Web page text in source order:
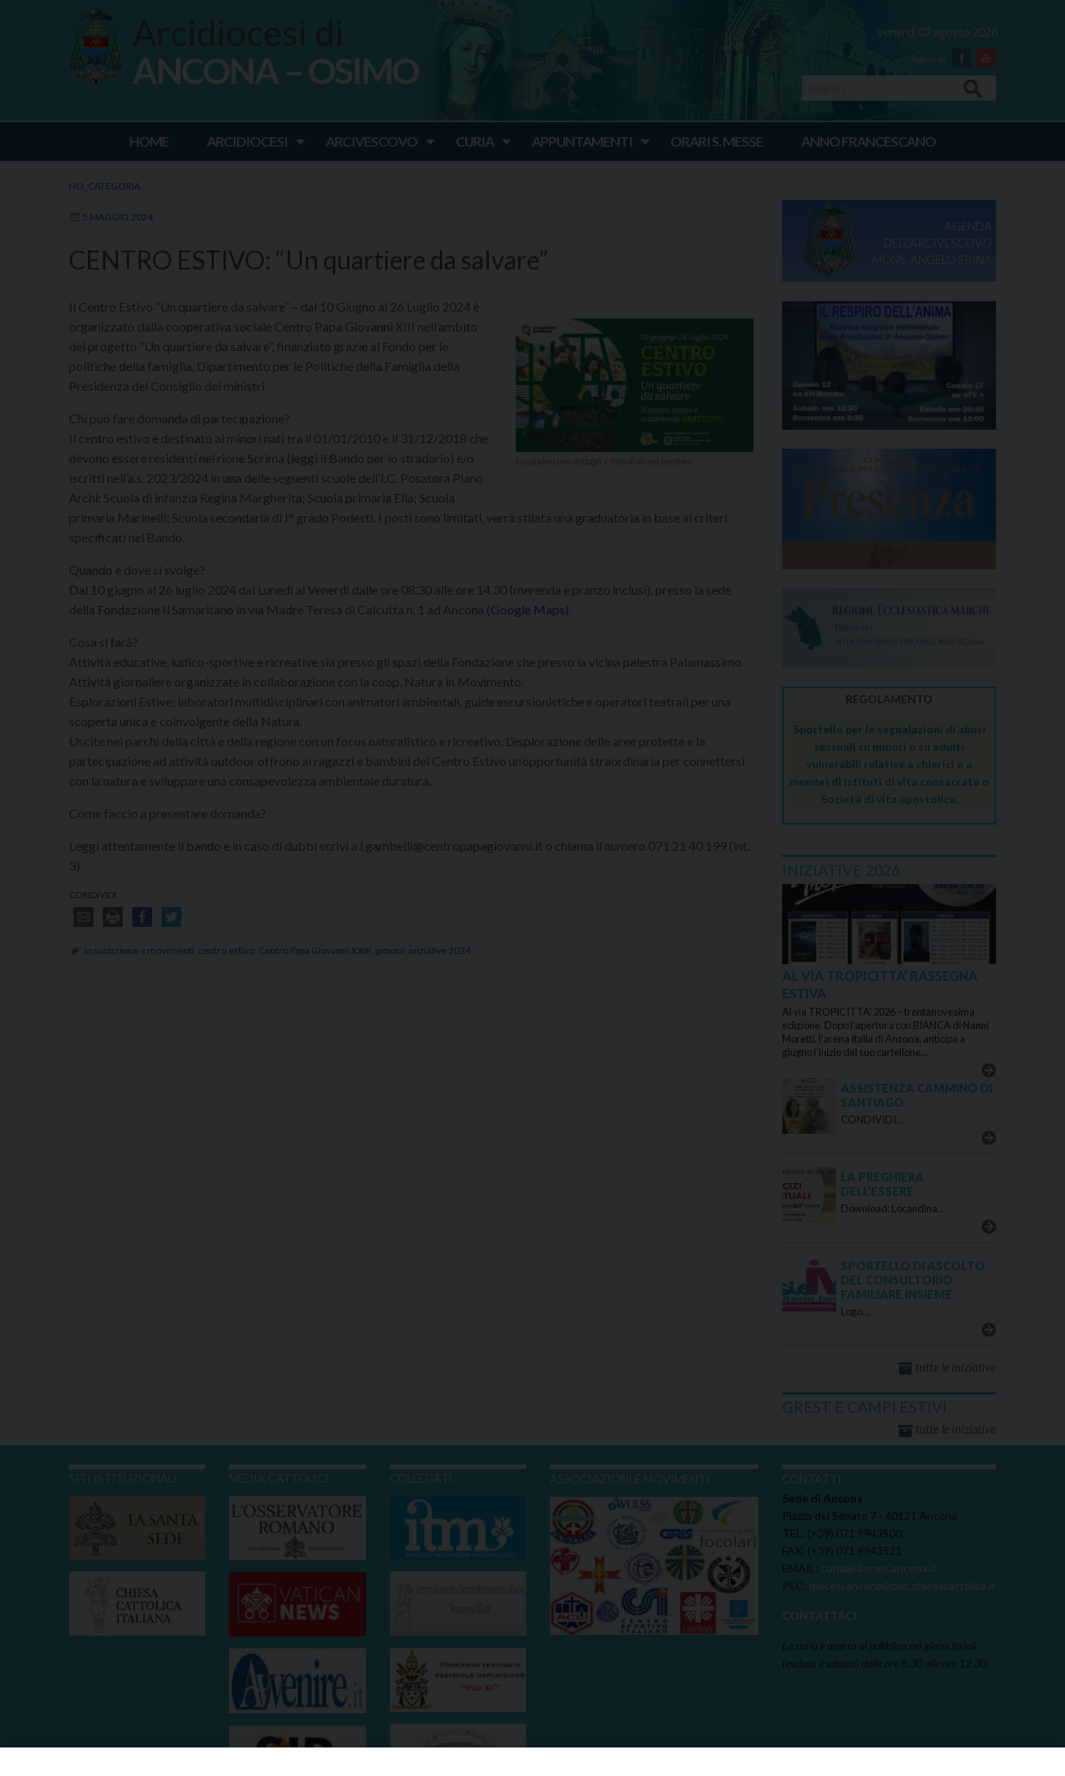
venerdì 07 agosto 2026
Facebook
Youtube
Ancona Osimo
ANCONA – OSIMO
HOME ARCIDIOCESI ARCIVESCOVO CURIA APPUNTAMENTI ORARI S. MESSE ANNO FRANCESCANO
NO_CATEGORIA
5 MAGGIO 2024
CENTRO ESTIVO: “Un quartiere da salvare”
Il Centro Estivo “Un quartiere da salvare” – dal 10 Giugno al 26 Luglio 2024 è
organizzato dalla cooperativa sociale Centro Papa Giovanni XIII nell’ambito
del progetto “Un quartiere da salvare”, finanziato grazie al Fondo per le
politiche della famiglia, Dipartimento per le Politiche della Famiglia della
Presidenza del Consiglio dei ministri
Chi può fare domanda di partecipazione?
Il centro estivo è destinato ai minori nati tra il 01/01/2010 e il 31/12/2018 che
devono essere residenti nel rione Scrima (leggi il Bando per lo stradario) e/o
iscritti nell’a.s. 2023/2024 in una delle seguenti scuole dell’I.C. Posatora Piano
Archi: Scuola di infanzia Regina Margherita; Scuola primaria Elia; Scuola
primaria Marinelli; Scuola secondaria di I° grado Podesti. I posti sono limitati, verrà stilata una graduatoria in base ai criteri
specificati nel Bando.
Quando e dove si svolge?
Dal 10 giugno al 26 luglio 2024 dal Lunedì al Venerdì dalle ore 08.30 alle ore 14.30 (merenda e pranzo inclusi), presso la sede
della Fondazione Il Samaritano in via Madre Teresa di Calcutta n. 1 ad Ancona (Google Maps).
Cosa si farà?
Attività educative, ludico-sportive e ricreative sia presso gli spazi della Fondazione che presso la vicina palestra Palamassimo
Attività giornaliere organizzate in collaborazione con la coop. Natura in Movimento.
Esplorazioni Estive: laboratori multidisciplinari con animatori ambientali, guide escursionistiche e operatori teatrali per una
scoperta unica e coinvolgente della Natura.
Uscite nei parchi della città e della regione con un focus naturalistico e ricreativo. L’esplorazione delle aree protette e la
partecipazione ad attività outdoor offrono ai ragazzi e bambini del Centro Estivo un’opportunità straordinaria per connettersi
con la natura e sviluppare una consapevolezza ambientale duratura.
Come faccio a presentare domanda?
Leggi attentamente il bando e in caso di dubbi scrivi a l.gambelli@centropapagiovanni.it o chiama il numero 071 21 40 199 (int.
3)
CONDIVIDI
associazione e movimenti centro estivo Centro Papa Giovanni XXIII giovani iniziative 2024
AGENDA
DELL'ARCIVESCOVO
REGOLAMENTO
Sportello per le segnalazioni di abusi
sessuali su minori o su adulti
vulnerabili relative a chierici o a
membri di Istituti di vita consacrata o
Società di vita apostolica.
INIZIATIVE 2026
AL VIA TROPICITTA’ RASSEGNA
ESTIVA
Al via TROPICITTA’ 2026 – trentanovesima
edizione. Dopo l’apertura con BIANCA di Nanni
Moretti, l’arena Italia di Ancona, anticipa a
giugno l’inizio del suo cartellone…
ASSISTENZA CAMMINO DI
SANTIAGO
CONDIVIDI…
LA PREGHIERA
DELL’ESSERE
Download: Locandina…
SPORTELLO DI ASCOLTO
DEL CONSULTORIO
FAMILIARE INSIEME
Logo…
tutte le iniziative
GREST E CAMPI ESTIVI
tutte le iniziative
SITI ISTITUZIONALI MEDIA CATTOLICI COLLEGATI ASSOCIAZIONI E MOVIMENTI
CONTATTI
Sede di Ancona
Piazza del Senato 7 - 60121 Ancona
TEL: (+39) 071.9943500
FAX: (+39) 071.9943521
EMAIL: curia@diocesi.ancona.it
PEC: diocesi.ancona@pec.chiesacattolica.it
CONTATTACI
La curia è aperta al pubblico nei giorni feriali
(escluso il sabato) dalle ore 8.30 alle ore 12.30.